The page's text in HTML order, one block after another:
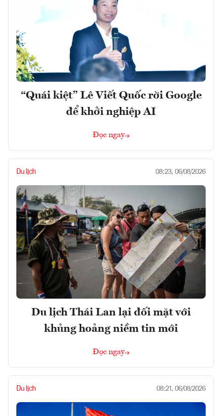
“Quái kiệt” Lê Viết Quốc rời Google
để khởi nghiệp AI
Đọc ngay
Du lịch 08:23, 06/08/2026
Du lịch Thái Lan lại đối mặt với
khủng hoảng niềm tin mới
Đọc ngay
Du lịch 08:21, 06/08/2026